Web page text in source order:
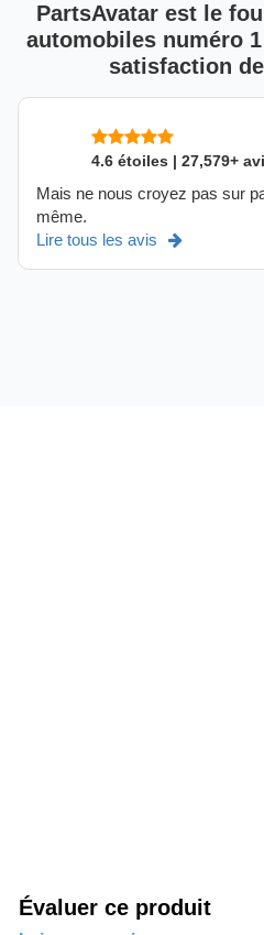
PartsAvatar est le
automobiles numéro
satisfaction
4.6 étoiles | 27,579+
Mais ne nous croyez pas sur
même.
Lire tous les avis
Évaluer ce produit